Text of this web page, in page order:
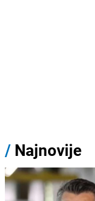
/ Najnovije